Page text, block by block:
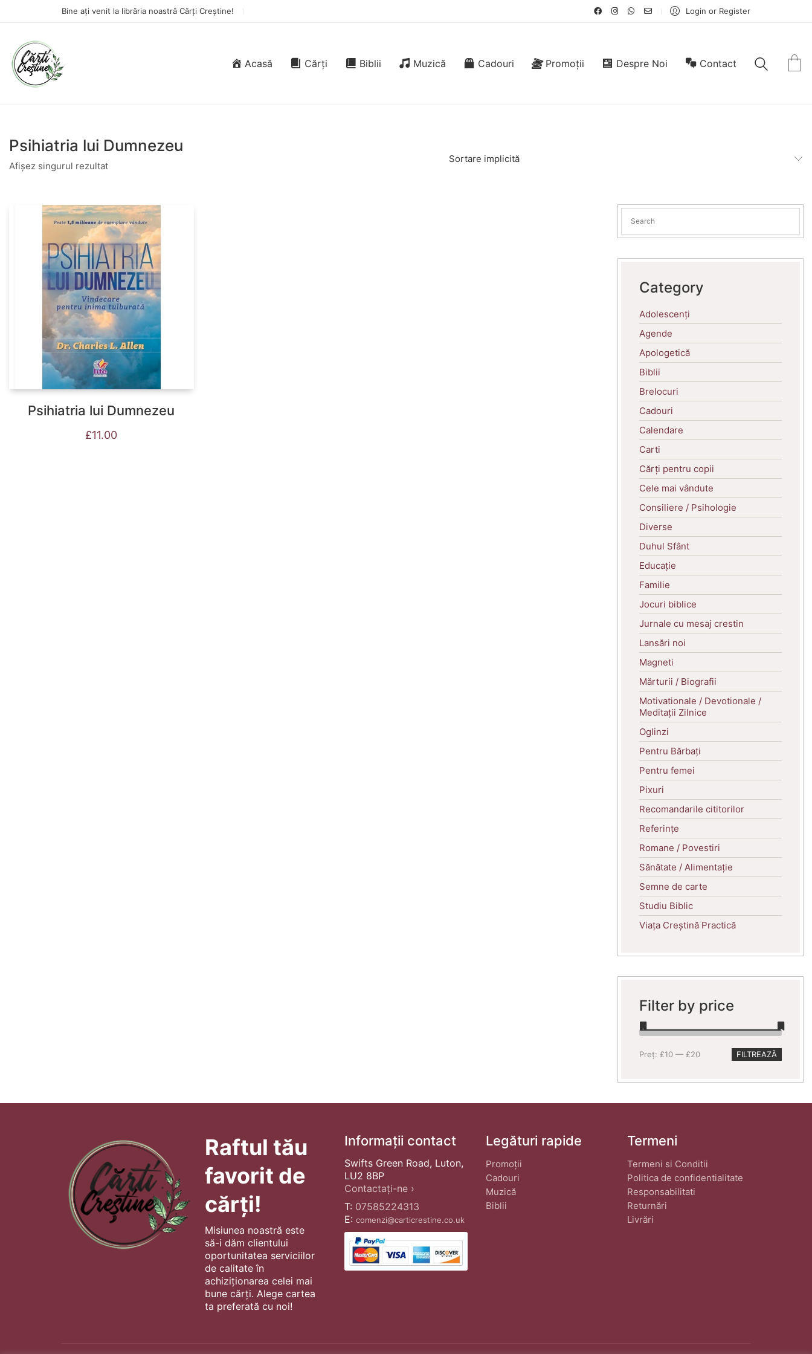
Bine ați venit la librăria noastră Cărți Creștine! Login or Register
Acasă Cărți Biblii Muzică Cadouri Promoții Despre Noi Contact
Psihiatria lui Dumnezeu
Afișez singurul rezultat
Sortare implicită
Psihiatria lui Dumnezeu
£11.00
Category
Adolescenți
Agende
Apologetică
Biblii
Brelocuri
Cadouri
Calendare
Carti
Cărți pentru copii
Cele mai vândute
Consiliere / Psihologie
Diverse
Duhul Sfânt
Educație
Familie
Jocuri biblice
Jurnale cu mesaj crestin
Lansări noi
Magneti
Mărturii / Biografii
Motivationale / Devotionale /
Meditații Zilnice
Oglinzi
Pentru Bărbați
Pentru femei
Pixuri
Recomandarile cititorilor
Referințe
Romane / Povestiri
Sănătate / Alimentație
Semne de carte
Studiu Biblic
Viața Creștină Practică
Filter by price
Preț
Preț
FILTREAZĂ
Preț: £10 — £20
Raftul tău
favorit de
cărți!
Misiunea noastră este
să-i dăm clientului
oportunitatea serviciilor
de calitate în
achiziționarea celei mai
bune cărți. Alege cartea
ta preferată cu noi!
Informații contact
Swifts Green Road, Luton,
LU2 8BP
Contactați-ne ›
T: 07585224313
E: comenzi@carticrestine.co.uk
Legături rapide
Promoții
Cadouri
Muzică
Biblii
Termeni
Termeni si Conditii
Politica de confidentialitate
Responsabilitati
Returnări
Livrări